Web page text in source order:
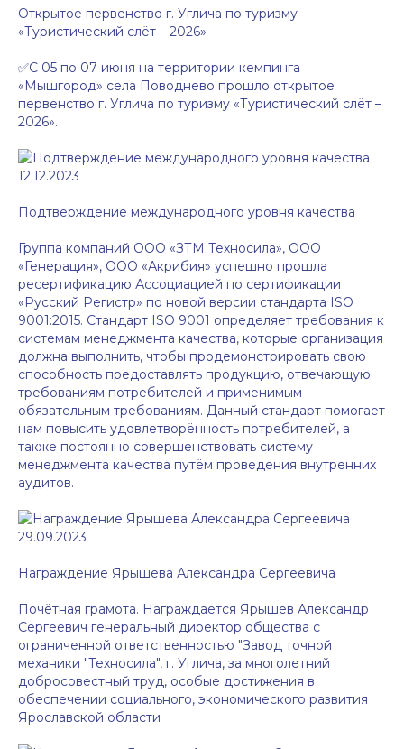
Открытое первенство г. Углича по туризму
«Туристический слёт – 2026»
✅С 05 по 07 июня на территории кемпинга
«Мышгород» села Поводнево прошло открытое
первенство г. Углича по туризму «Туристический слёт –
2026».
12.12.2023
Подтверждение международного уровня качества
Группа компаний ООО «ЗТМ Техносила», ООО
«Генерация», ООО «Акрибия» успешно прошла
ресертификацию Ассоциацией по сертификации
«Русский Регистр» по новой версии стандарта ISO
9001:2015. Стандарт ISO 9001 определяет требования к
системам менеджмента качества, которые организация
должна выполнить, чтобы продемонстрировать свою
способность предоставлять продукцию, отвечающую
требованиям потребителей и применимым
обязательным требованиям. Данный стандарт помогает
нам повысить удовлетворённость потребителей, а
также постоянно совершенствовать систему
менеджмента качества путём проведения внутренних
аудитов.
29.09.2023
Награждение Ярышева Александра Сергеевича
Почётная грамота. Награждается Ярышев Александр
Сергеевич генеральный директор общества с
ограниченной ответственностью "Завод точной
механики "Техносила", г. Углича, за многолетний
добросовестный труд, особые достижения в
обеспечении социального, экономического развития
Ярославской области